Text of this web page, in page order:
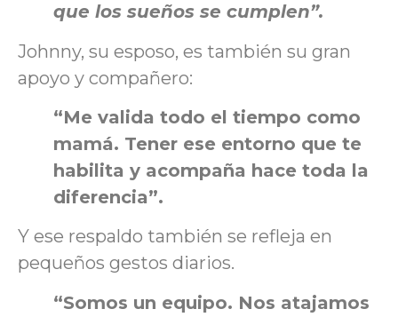
que los sueños se cumplen”.
Johnny, su esposo, es también su gran
apoyo y compañero:
“Me valida todo el tiempo como
mamá. Tener ese entorno que te
habilita y acompaña hace toda la
diferencia”.
Y ese respaldo también se refleja en
pequeños gestos diarios.
“Somos un equipo. Nos atajamos